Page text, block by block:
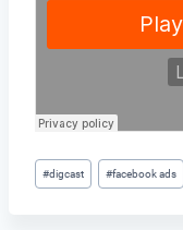
Tags
do
#digcast #facebook ads